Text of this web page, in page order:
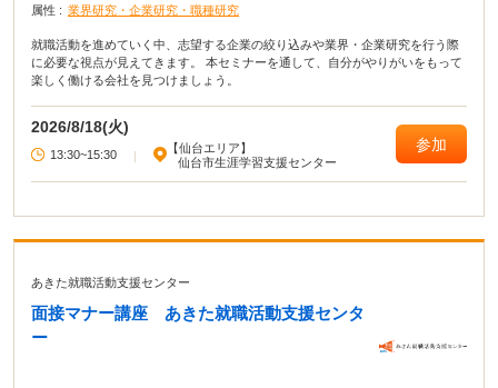
属性 : 業界研究・企業研究・職種研究
就職活動を進めていく中、志望する企業の絞り込みや業界・企業研究を行う際
に必要な視点が見えてきます。 本セミナーを通して、自分がやりがいをもって
楽しく働ける会社を見つけましょう。
2026/8/18(火)
13:30~15:30 |
【仙台エリア】
仙台市生涯学習支援センター
参加
あきた就職活動支援センター
面接マナー講座 あきた就職活動支援センタ
ー